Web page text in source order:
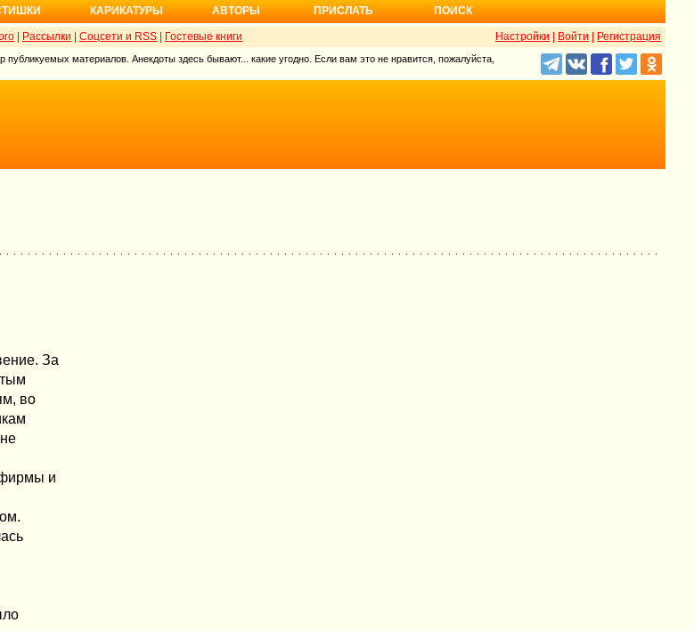
КАРИКАТУРЫ АВТОРЫ ПРИСЛАТЬ ПОИСК
Настройки Войти Регистрация
Рассылки Соцсети и RSS Гостевые книги
материалов. Анекдоты здесь бывают... какие угодно. Если вам это не нравится, пожалуйста,
За
во
фирмы и